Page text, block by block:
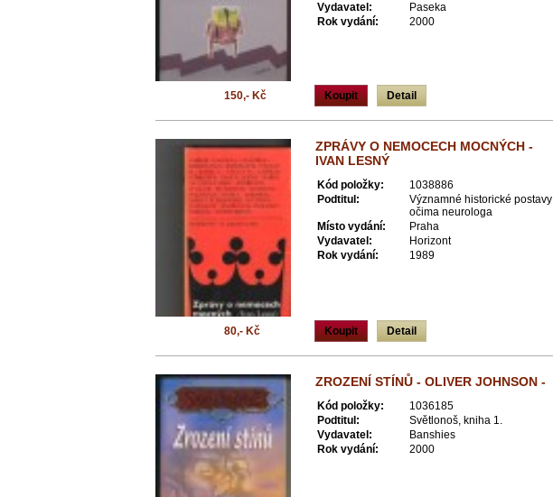
Vydavatel:
Paseka
Rok vydání:
2000
Koupit Detail
150,- Kč
ZPRÁVY O NEMOCECH MOCNÝCH -
IVAN LESNÝ
Kód položky:
1038886
Podtitul:
Významné historické postavy
očima neurologa
Místo vydání:
Praha
Vydavatel:
Horizont
Rok vydání:
1989
Koupit Detail
80,- Kč
ZROZENÍ STÍNŮ - OLIVER JOHNSON -
Kód položky:
1036185
Podtitul:
Světlonoš, kniha 1.
Vydavatel:
Banshies
Rok vydání:
2000